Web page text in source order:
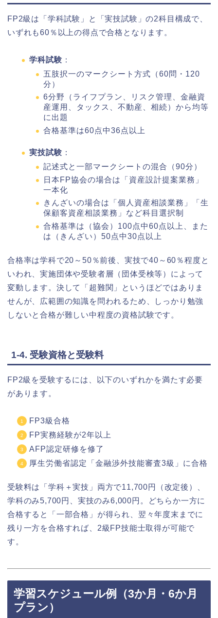
FP2級は「学科試験」と「実技試験」の2科目構成で、
いずれも60％以上の得点で合格となります。
学科試験 ：
五肢択一のマークシート方式（60問・120
分）
6分野（ライフプラン、リスク管理、金融資
産運用、タックス、不動産、相続）から均等
に出題
合格基準は60点中36点以上
実技試験 ：
記述式と一部マークシートの混合（90分）
日本FP協会の場合は「資産設計提案業務」
一本化
きんざいの場合は「個人資産相談業務」「生
保顧客資産相談業務」など科目選択制
合格基準は（協会）100点中60点以上、また
は（きんざい）50点中30点以上
合格率は学科で20～50％前後、実技で40～60％程度と
いわれ、実施団体や受験者層（団体受検等）によって
変動します。決して「超難関」というほどではありま
せんが、広範囲の知識を問われるため、しっかり勉強
しないと合格が難しい中程度の資格試験です。
1-4. 受験資格と受験料
FP2級を受験するには、以下のいずれかを満たす必要
があります。
FP3級合格
FP実務経験が2年以上
AFP認定研修を修了
厚生労働省認定「金融渉外技能審査3級」に合格
受験料は「学科＋実技」両方で11,700円（改定後）、
学科のみ5,700円、実技のみ6,000円。どちらか一方に
合格すると「一部合格」が得られ、翌々年度末までに
残り一方を合格すれば、2級FP技能士取得が可能で
す。
学習スケジュール例（3か月・6か月
プラン）